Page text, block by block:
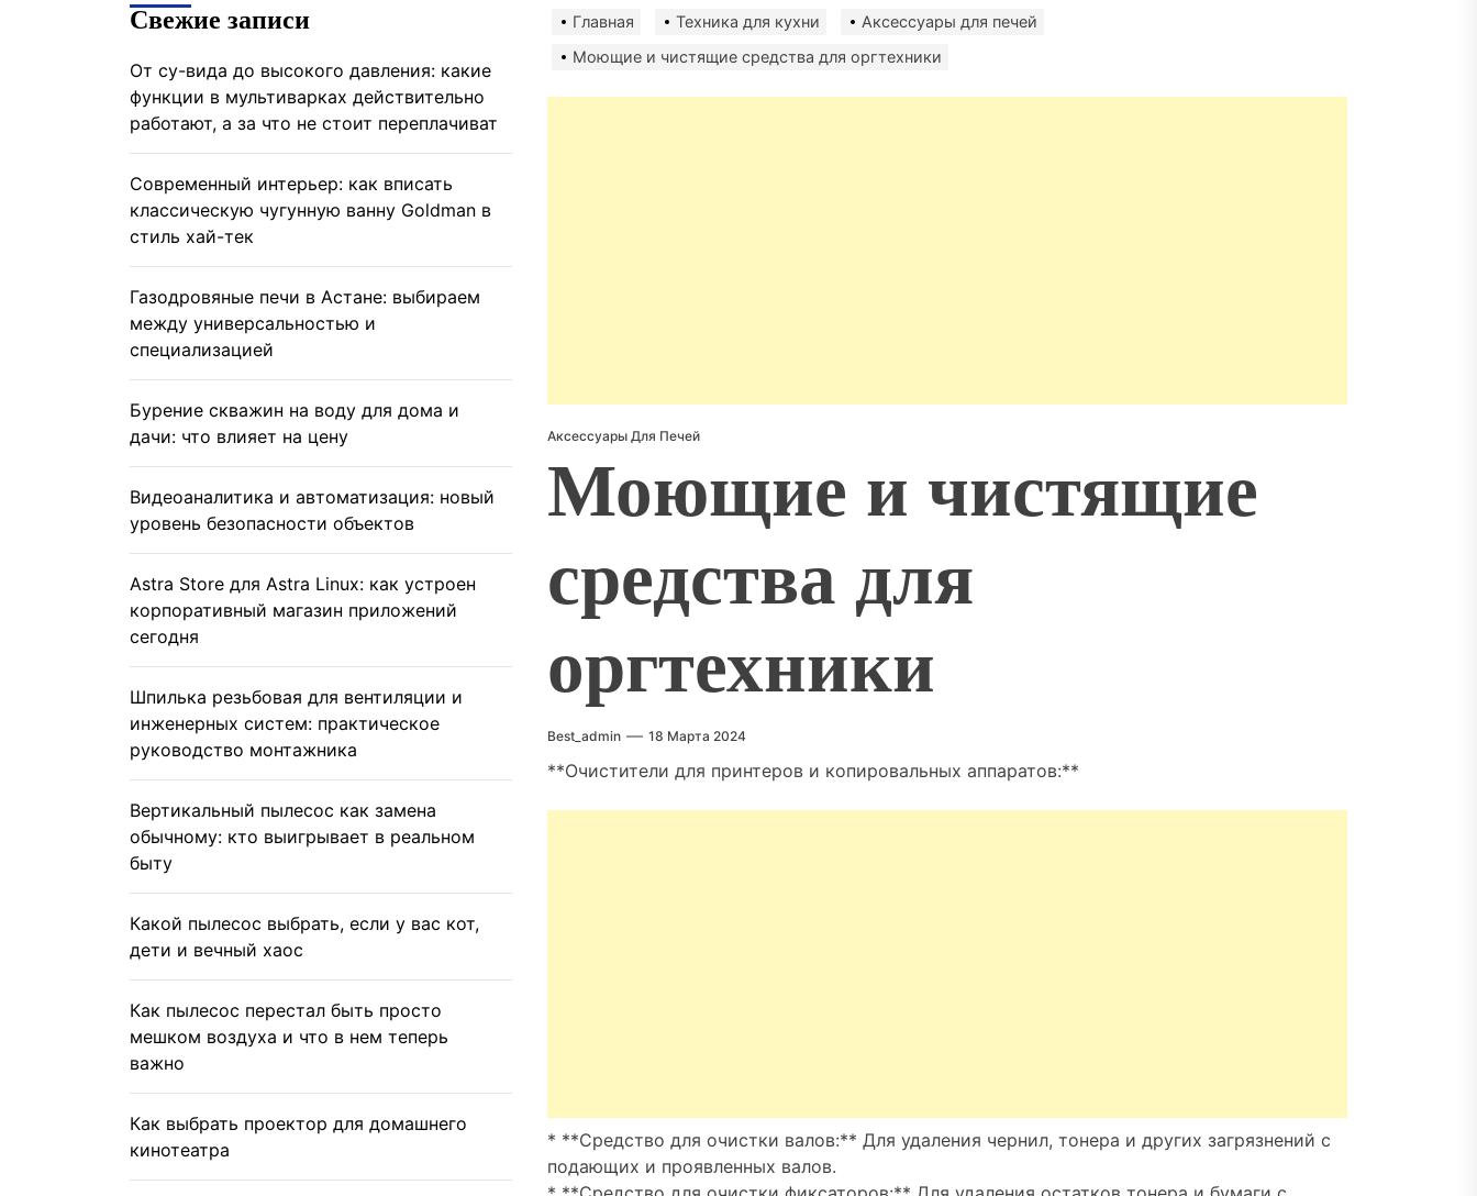
безопасности объектов
Главная Техника для кухни
Аксессуары для печей
Моющие и чистящие средства для оргтехники
Аксессуары Для Печей
Моющие и чистящие
средства для
оргтехники
Best_admin 18 Марта 2024
**Очистители для принтеров и копировальных аппаратов:**
* **Средство для очистки валов:** Для удаления чернил, тонера и других загрязнений с
подающих и проявленных валов.
Свежие записи
От су-вида до высокого давления: какие
функции в мультиварках действительно
работают, а за что не стоит переплачиват
Современный интерьер: как вписать
классическую чугунную ванну Goldman в
стиль хай-тек
Газодровяные печи в Астане: выбираем
между универсальностью и
специализацией
Бурение скважин на воду для дома и
дачи: что влияет на цену
Видеоаналитика и автоматизация: новый
уровень безопасности объектов
Astra Store для Astra Linux: как устроен
корпоративный магазин приложений
сегодня
Шпилька резьбовая для вентиляции и
инженерных систем: практическое
руководство монтажника
Вертикальный пылесос как замена
обычному: кто выигрывает в реальном
быту
Какой пылесос выбрать, если у вас кот,
дети и вечный хаос
Как пылесос перестал быть просто
мешком воздуха и что в нем теперь
важно
Как выбрать проектор для домашнего
кинотеатра